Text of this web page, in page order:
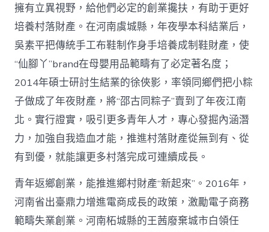
擁有立異視野，給他們必定的創業攙扶，有助于更好
培養村落財產。在河南虞城縣，年夜學本科結業后，
吳素平把傳統手工布鞋制作身手培養成制鞋財產，使
“仙腳丫”brand在母嬰用品範疇有了必定著名度；
2014年碩士研討生結業的徐俠影，率領同鄉們把小粽
子做成了年夜財產，將“邵古同粽子”賣到了年夜江南
北。實行證實，吸引更多青年人才，專心發掘內涵潛
力，加強自我造血才能，推進村落財產從無到有、從
有到優，就能讓更多村落完成可連續成長。
青年返鄉創業，能推進鄉村財產“新起來”。2016年，
河南省出臺鼎力增進電商成長的政策，激勵電子商務
範疇失業創業。河南柘城縣的王茜廢棄城市白領任